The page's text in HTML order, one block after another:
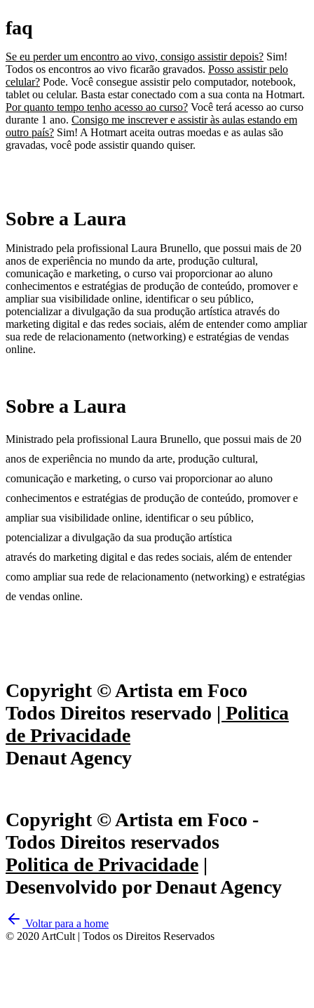
faq
Se eu perder um encontro ao vivo, consigo assistir depois? Sim!
Todos os encontros ao vivo ficarão gravados. Posso assistir pelo
celular? Pode. Você consegue assistir pelo computador, notebook,
tablet ou celular. Basta estar conectado com a sua conta na Hotmart.
Por quanto tempo tenho acesso ao curso? Você terá acesso ao curso
durante 1 ano. Consigo me inscrever e assistir às aulas estando em
outro país? Sim! A Hotmart aceita outras moedas e as aulas são
gravadas, você pode assistir quando quiser.
Sobre a Laura
Ministrado pela profissional Laura Brunello, que possui mais de 20
anos de experiência no mundo da arte, produção cultural,
comunicação e marketing, o curso vai proporcionar ao aluno
conhecimentos e estratégias de produção de conteúdo, promover e
ampliar sua visibilidade online, identificar o seu público,
potencializar a divulgação da sua produção artística através do
marketing digital e das redes sociais, além de entender como ampliar
sua rede de relacionamento (networking) e estratégias de vendas
online.
Sobre a Laura
Ministrado pela profissional Laura Brunello, que possui mais de 20
anos de experiência no mundo da arte, produção cultural,
comunicação e marketing, o curso vai proporcionar ao aluno
conhecimentos e estratégias de produção de conteúdo, promover e
ampliar sua visibilidade online, identificar o seu público,
potencializar a divulgação da sua produção artística
através do marketing digital e das redes sociais, além de entender
como ampliar sua rede de relacionamento (networking) e estratégias
de vendas online.
Copyright © Artista em Foco
Todos Direitos reservado | Politica
de Privacidade
Denaut Agency
Copyright © Artista em Foco -
Todos Direitos reservados
Politica de Privacidade |
Desenvolvido por Denaut Agency
Voltar para a home
© 2020 ArtCult | Todos os Direitos Reservados